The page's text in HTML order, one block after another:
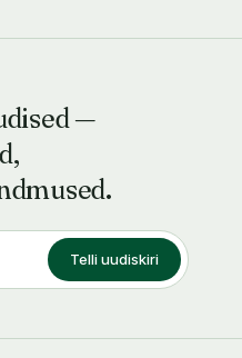
—
Telli uudiskiri